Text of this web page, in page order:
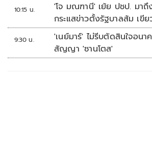
10:15 น.
'โจ มณฑานี' เย้ย ปชป. มาถึ
กระแสข่าวตั้งรัฐบาลส้ม เขี
เลย
9:30 น.
'เนย์มาร์' ไม่รีบตัดสินใจอน
สัญญา 'ซานโตส'